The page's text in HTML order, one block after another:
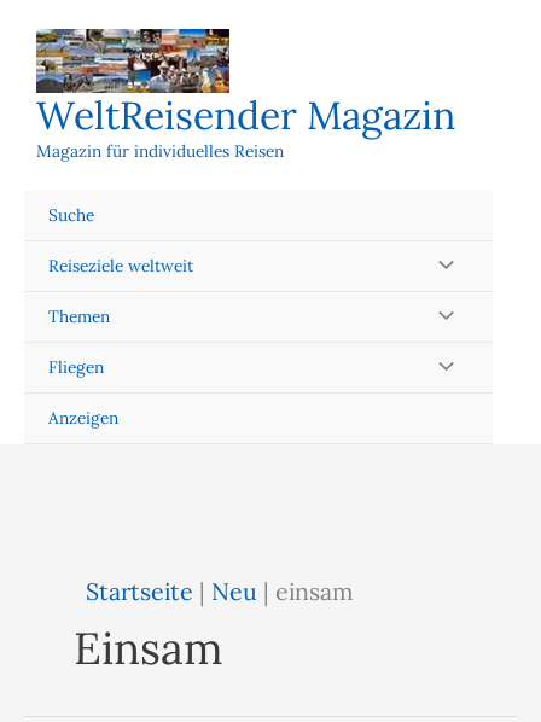
Inhalt
springen
WeltReisender Magazin
Magazin für individuelles Reisen
Suche
Reiseziele weltweit
Themen
Fliegen
Anzeigen
Startseite | Neu | einsam
Einsam